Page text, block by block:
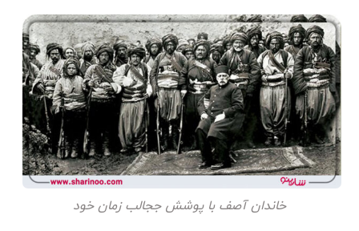
خاندان آصف با پوشش ججالب زمان خود